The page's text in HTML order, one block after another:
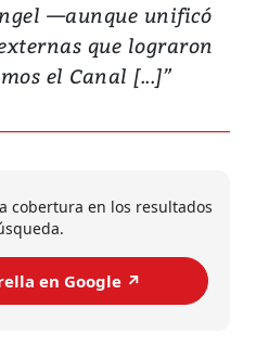
—aunque unificó
que lograron
el Canal [...]”
cobertura en los resultados
en Google ↗️